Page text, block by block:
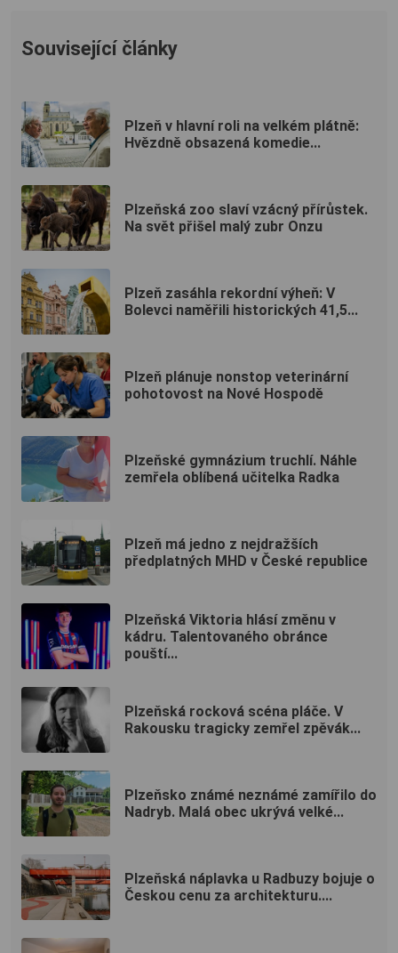
Související články
Plzeň v hlavní roli na velkém plátně:
Hvězdně obsazená komedie...
Plzeňská zoo slaví vzácný přírůstek.
Na svět přišel malý zubr Onzu
Plzeň zasáhla rekordní výheň: V
Bolevci naměřili historických 41,5...
Plzeň plánuje nonstop veterinární
pohotovost na Nové Hospodě
Plzeňské gymnázium truchlí. Náhle
zemřela oblíbená učitelka Radka
Plzeň má jedno z nejdražších
předplatných MHD v České republice
Plzeňská Viktoria hlásí změnu v
kádru. Talentovaného obránce
pouští...
Plzeňská rocková scéna pláče. V
Rakousku tragicky zemřel zpěvák...
Plzeňsko známé neznámé zamířilo do
Nadryb. Malá obec ukrývá velké...
Plzeňská náplavka u Radbuzy bojuje o
Českou cenu za architekturu....